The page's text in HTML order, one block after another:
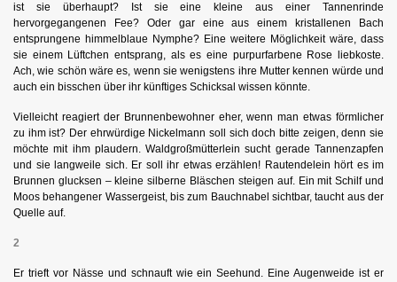
ist sie überhaupt? Ist sie eine kleine aus einer Tannenrinde
hervorgegangenen Fee? Oder gar eine aus einem kristallenen Bach
entsprungene himmelblaue Nymphe? Eine weitere Möglichkeit wäre, dass
sie einem Lüftchen entsprang, als es eine purpurfarbene Rose liebkoste.
Ach, wie schön wäre es, wenn sie wenigstens ihre Mutter kennen würde und
auch ein bisschen über ihr künftiges Schicksal wissen könnte.
Vielleicht reagiert der Brunnenbewohner eher, wenn man etwas förmlicher
zu ihm ist? Der ehrwürdige Nickelmann soll sich doch bitte zeigen, denn sie
möchte mit ihm plaudern. Waldgroßmütterlein sucht gerade Tannenzapfen
und sie langweile sich. Er soll ihr etwas erzählen! Rautendelein hört es im
Brunnen glucksen – kleine silberne Bläschen steigen auf. Ein mit Schilf und
Moos behangener Wassergeist, bis zum Bauchnabel sichtbar, taucht aus der
Quelle auf.
2
Er trieft vor Nässe und schnauft wie ein Seehund. Eine Augenweide ist er